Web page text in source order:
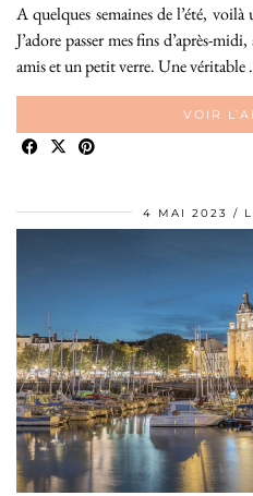
A quelques semaines de l’été,
J’adore passer mes fins d’après-
amis et un petit verre. Une véritable
VOIR
4 MAI 2023